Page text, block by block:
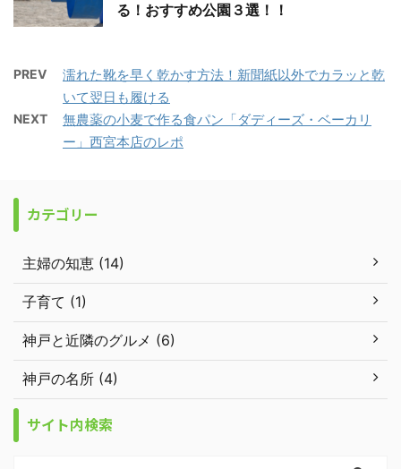
る！おすすめ公園３選！！
PREV
濡れた靴を早く乾かす方法！新聞紙以外でカラッと乾
いて翌日も履ける
NEXT
無農薬の小麦で作る食パン「ダディーズ・ベーカリ
ー」西宮本店のレポ
カテゴリー
主婦の知恵 (14)
子育て (1)
神戸と近隣のグルメ (6)
神戸の名所 (4)
サイト内検索